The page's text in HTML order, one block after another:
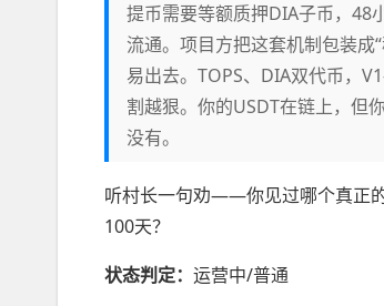
提币需要等额质押DIA子币，48
流通。项目方把这套机制包装成
易出去。TOPS、DIA双代币，
割越狠。你的USDT在链上，但
没有。
听村长一句劝——你见过哪个真正
100天？
状态判定： 运营中/普通